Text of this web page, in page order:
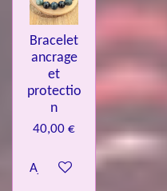
Bracelet
ancrage
et
protectio
n
40,00 €
Ajouter au panier